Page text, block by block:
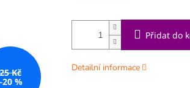
Kč
%
Přidat do
Detailní informace